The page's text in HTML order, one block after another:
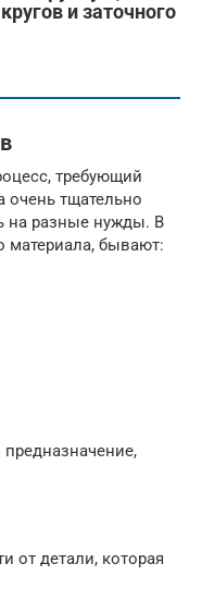
и заточного
требующий
очень тщательно
на разные нужды. В
материала, бывают:
от детали, которая